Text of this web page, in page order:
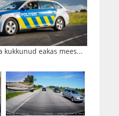
eakas mees...